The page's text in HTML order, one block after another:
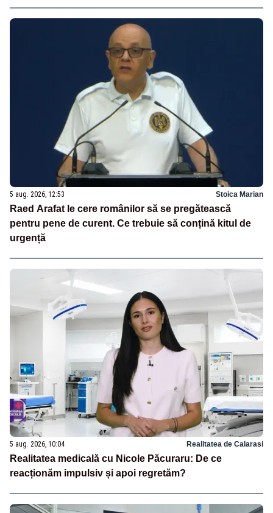
5 aug. 2026, 12:53 Stoica Marian
Raed Arafat le cere românilor să se pregătească
pentru pene de curent. Ce trebuie să conțină kitul de
urgență
5 aug. 2026, 10:04 Realitatea de Calarasi
Realitatea medicală cu Nicole Păcuraru: De ce
reacționăm impulsiv și apoi regretăm?